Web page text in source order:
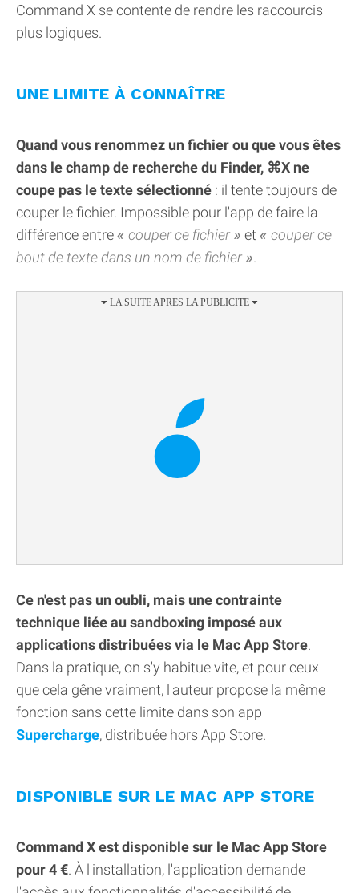
Command X se contente de rendre les raccourcis
plus logiques.
UNE LIMITE À CONNAÎTRE
Quand vous renommez un fichier ou que vous êtes
dans le champ de recherche du Finder, ⌘X ne
coupe pas le texte sélectionné : il tente toujours de
couper le fichier. Impossible pour l'app de faire la
différence entre
couper ce fichier et
couper ce
bout de texte dans un nom de fichier
.
Ce n'est pas un oubli, mais une contrainte
technique liée au sandboxing imposé aux
applications distribuées via le Mac App Store.
Dans la pratique, on s'y habitue vite, et pour ceux
que cela gêne vraiment, l'auteur propose la même
fonction sans cette limite dans son app
Supercharge, distribuée hors App Store.
DISPONIBLE SUR LE MAC APP STORE
Command X est disponible sur le Mac App Store
pour 4 €. À l'installation, l'application demande